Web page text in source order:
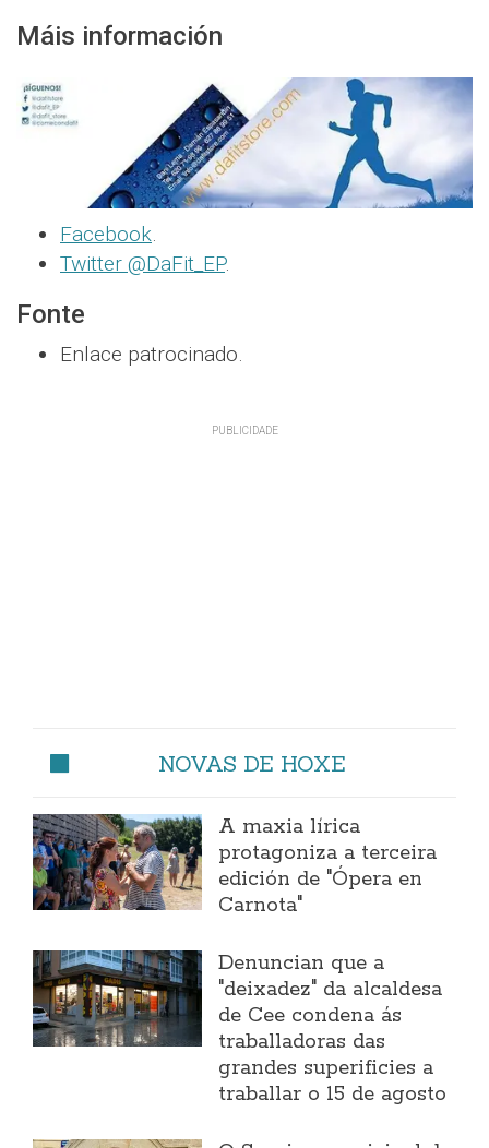
Máis información
Facebook.
Twitter @DaFit_EP.
Fonte
Enlace patrocinado.
NOVAS DE HOXE
A maxia lírica
protagoniza a terceira
edición de "Ópera en
Carnota"
Denuncian que a
"deixadez" da alcaldesa
de Cee condena ás
traballadoras das
grandes superificies a
traballar o 15 de agosto